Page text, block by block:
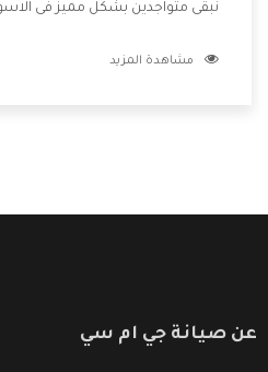
نبقى متواجدين بشكل مميز فى
الشركة بها والتى تكون منها خدمة
مشاهدة المزيد
عن صيانة جي ام سي